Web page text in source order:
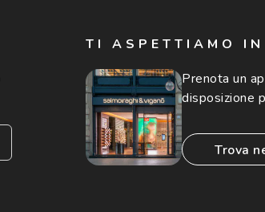
TI ASPETTIAMO
Prenota un
disposizione
trova